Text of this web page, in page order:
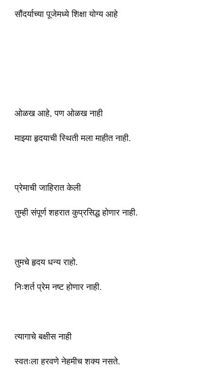
सौंदर्याच्या पूजेमध्ये शिक्षा योग्य आहे
ओळख आहे, पण ओळख नाही
माझ्या हृदयाची स्थिती मला माहीत नाही.
प्रेमाची जाहिरात केली
तुम्ही संपूर्ण शहरात कुप्रसिद्ध होणार नाही.
तुमचे हृदय धन्य राहो.
निःशर्त प्रेम नष्ट होणार नाही.
त्यागाचे बक्षीस नाही
स्वतःला हरवणे नेहमीच शक्य नसते.